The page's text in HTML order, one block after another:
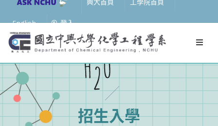
興大首頁 工學院首頁
English 登入
招生入學